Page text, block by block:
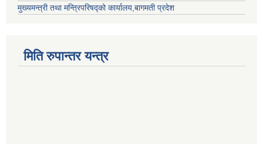
मुख्यमन्त्री तथा मन्त्रिपरिषद्को कार्यालय,बागमती प्रदेश
मिति रुपान्तर यन्त्र